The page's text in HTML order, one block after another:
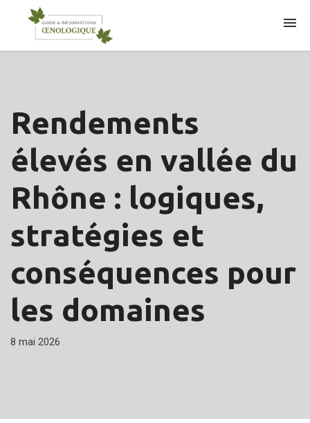
Rendements
élevés en vallée du
Rhône : logiques,
stratégies et
conséquences pour
les domaines
8 mai 2026